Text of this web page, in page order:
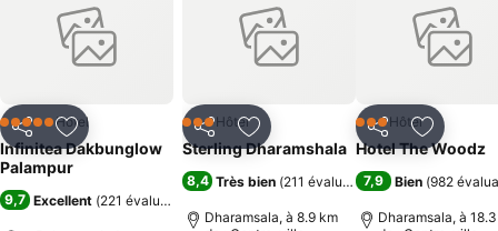
PartagerAjouter à mes favoris
5 Étoiles Hôtel
Infinitea Dakbunglow
Palampur
9,7 Excellent (221 évaluations
PartagerAjouter à mes favoris
3 ÉtoilesHôtel
Sterling Dharamshala
8,4 Très bien (211 évaluations)
Dharamsala, à 8.9 km
PartagerAjouter
3 ÉtoilesHôtel
Hotel The Woodz
7,9 Bien (982
Dharamsala, à